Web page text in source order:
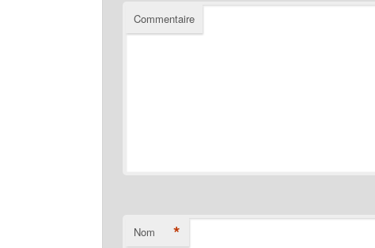
Commentaire
Nom *